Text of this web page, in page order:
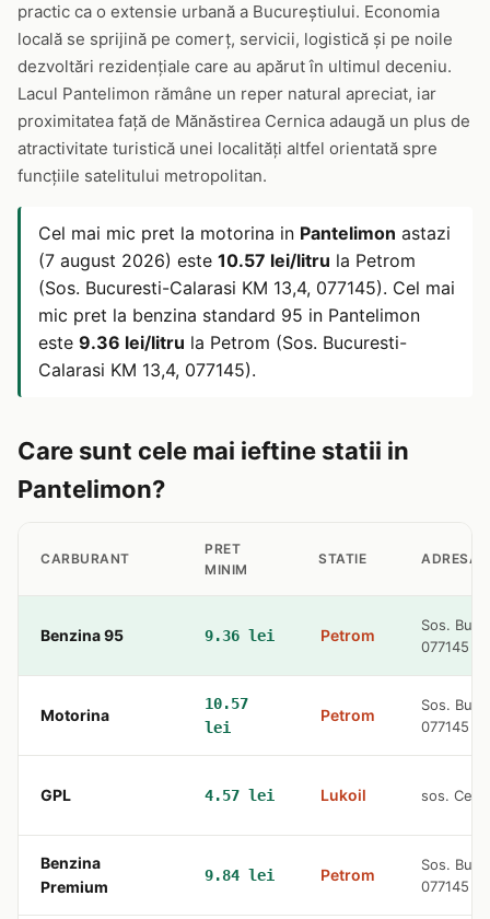
practic ca o extensie urbană a Bucureștiului. Economia
locală se sprijină pe comerț, servicii, logistică și pe noile
dezvoltări rezidențiale care au apărut în ultimul deceniu.
Lacul Pantelimon rămâne un reper natural apreciat, iar
proximitatea față de Mănăstirea Cernica adaugă un plus de
atractivitate turistică unei localități altfel orientată spre
funcțiile satelitului metropolitan.
Cel mai mic pret la motorina in Pantelimon astazi
(7 august 2026) este 10.57 lei/litru la Petrom
(Sos. Bucuresti-Calarasi KM 13,4, 077145). Cel mai
mic pret la benzina standard 95 in Pantelimon
este 9.36 lei/litru la Petrom (Sos. Bucuresti-
Calarasi KM 13,4, 077145).
Care sunt cele mai ieftine statii in
Pantelimon?
CARBURANT
PRET
MINIM
STATIE ADRESA
Benzina 95 9.36 lei Petrom
Sos.
077145
Motorina
10.57
lei
Petrom
Sos.
077145
GPL 4.57 lei Lukoil sos.
Benzina
Premium
9.84 lei Petrom
Sos.
077145